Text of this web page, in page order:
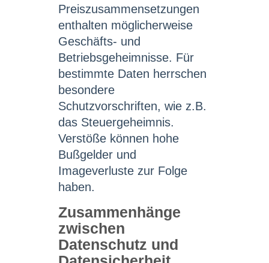
Preiszusammensetzungen
enthalten möglicherweise
Geschäfts- und
Betriebsgeheimnisse. Für
bestimmte Daten herrschen
besondere
Schutzvorschriften, wie z.B.
das Steuergeheimnis.
Verstöße können hohe
Bußgelder und
Imageverluste zur Folge
haben.
Zusammenhänge
zwischen
Datenschutz und